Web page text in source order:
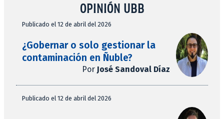
OPINIÓN UBB
Publicado el 12 de abril del 2026
¿Gobernar o solo gestionar la
contaminación en Ñuble?
Por José Sandoval Díaz
Publicado el 12 de abril del 2026